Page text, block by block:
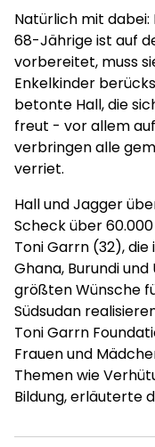
Natürlich mit dabei:
68-Jährige ist auf
vorbereitet, muss
Enkelkinder
betonte Hall, die
freut - vor allem
verbringen alle
verriet.
Hall und Jagger
Scheck über
Toni Garrn (32),
Ghana, Burundi
größten Wünsche
Südsudan
Toni Garrn
Frauen und
Themen wie
Bildung, erläuterte